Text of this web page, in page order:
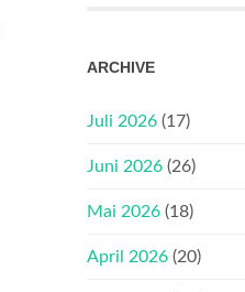
ARCHIVE
Juli 2026 (17)
Juni 2026 (26)
Mai 2026 (18)
April 2026 (20)